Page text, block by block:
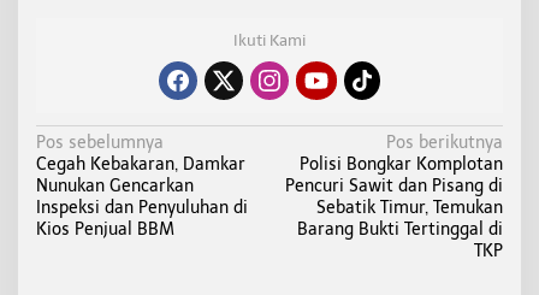
Ikuti Kami
N
a
v
i
Pos sebelumnya
Cegah Kebakaran, Damkar
Nunukan Gencarkan
Inspeksi dan Penyuluhan di
Kios Penjual BBM
Pos berikutnya
Polisi Bongkar Komplotan
Pencuri Sawit dan Pisang di
Sebatik Timur, Temukan
Barang Bukti Tertinggal di
TKP